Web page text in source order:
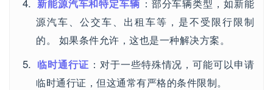
新能源汽车和特定车辆 ：部分车辆类型，如新能
源汽车、公交车、出租车等，是不受限行限制
的。 如果条件允许，这也是一种解决方案。
临时通行证 ：对于一些特殊情况，可能可以申请
临时通行证，但这通常有严格的条件限制。